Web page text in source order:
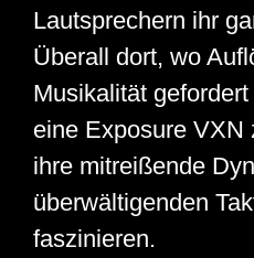
Lautsprechern ihr
Überall dort, wo
Musikalität
eine Exposure VXN
ihre mitreißende
überwältigenden
faszinieren.